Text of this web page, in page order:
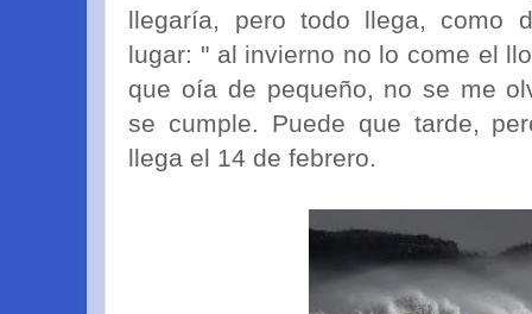
llegaría, pero todo llega, como
lugar: " al invierno no lo come el
que oía de pequeño, no se me
se cumple. Puede que tarde,
llega el 14 de febrero.